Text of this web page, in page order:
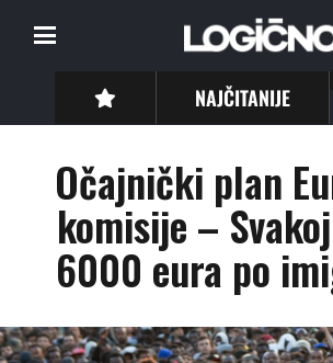
NAJČITANIJE
Očajnički plan
komisije –
6000 eura po